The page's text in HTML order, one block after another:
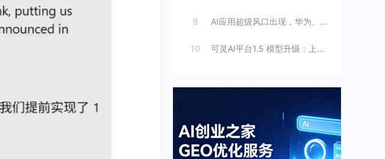
9 AI应用超级风口出现，华为、英伟达都入局
10 可灵AI平台1.5 模型升级：上线人脸模